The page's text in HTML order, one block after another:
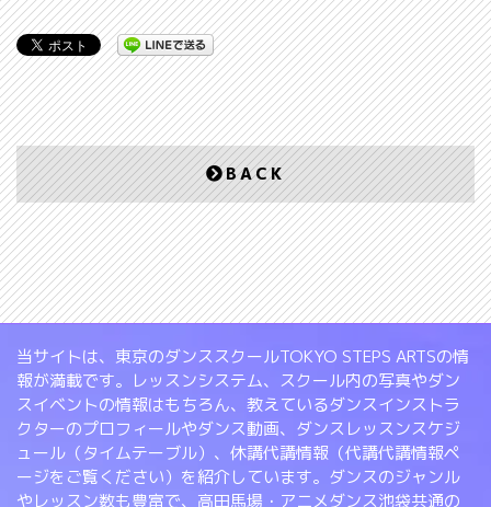
BACK
当サイトは、東京のダンススクールTOKYO STEPS ARTSの情
報が満載です。レッスンシステム、スクール内の写真やダン
スイベントの情報はもちろん、教えているダンスインストラ
クターのプロフィールやダンス動画、ダンスレッスンスケジ
ュール（タイムテーブル）、休講代講情報（代講代講情報ペ
ージをご覧ください）を紹介しています。ダンスのジャンル
やレッスン数も豊富で、高田馬場・アニメダンス池袋共通の